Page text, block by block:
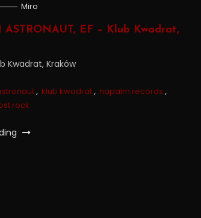
Miro
ASTRONAUT, EF – Klub Kwadrat,
Kwadrat, Kraków
, klub kwadrat, napalm records ,
rock